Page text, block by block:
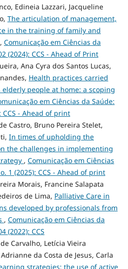
Edineia Lazzari, Jacqueline
The articulation of management,
in the training of family and
, Comunicação em Ciências da
(2024): CCS - Ahead of Print
Ana Cyra dos Santos Lucas,
Health practices carried
people at home: a scoping
em Ciências da Saúde:
CCS - Ahead of print
Castro, Bruno Pereira Stelet,
In times of upholding the
the challenges in implementing
, Comunicação em Ciências
1 (2025): CCS - Ahead of print
Morais, Francine Salapata
de Lima, Palliative Care in
developed by professionals from
, Comunicação em Ciências da
(2022): CCS
Carvalho, Letícia Vieira
da Costa de Jesus, Carla
strategies: the use of active